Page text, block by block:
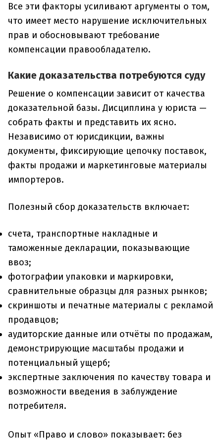
Все эти факторы усиливают аргументы о том,
что имеет место нарушение исключительных
прав и обосновывают требование
компенсации правообладателю.
Какие доказательства потребуются суду
Решение о компенсации зависит от качества
доказательной базы. Дисциплина у юриста —
собрать факты и представить их ясно.
Независимо от юрисдикции, важны
документы, фиксирующие цепочку поставок,
факты продажи и маркетинговые материалы
импортеров.
Полезный сбор доказательств включает:
счета, транспортные накладные и
таможенные декларации, показывающие
ввоз;
фотографии упаковки и маркировки,
сравнительные образцы для разных рынков;
скриншоты и печатные материалы с рекламой
продавцов;
аудиторские данные или отчёты по продажам,
демонстрирующие масштабы продажи и
потенциальный ущерб;
экспертные заключения по качеству товара и
возможности введения в заблуждение
потребителя.
Опыт «Право и слово» показывает: без